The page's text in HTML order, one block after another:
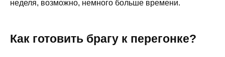
неделя, возможно, немного больше времени.
Как готовить брагу к перегонке?